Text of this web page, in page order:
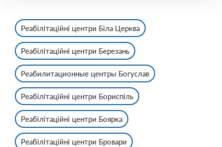
Реабілітаційні центри Біла Церква
Реабілітаційні центри Березань
Реабилитационные центры Богуслав
Реабілітаційні центри Бориспіль
Реабілітаційні центри Боярка
Реабілітаційні центри Бровари